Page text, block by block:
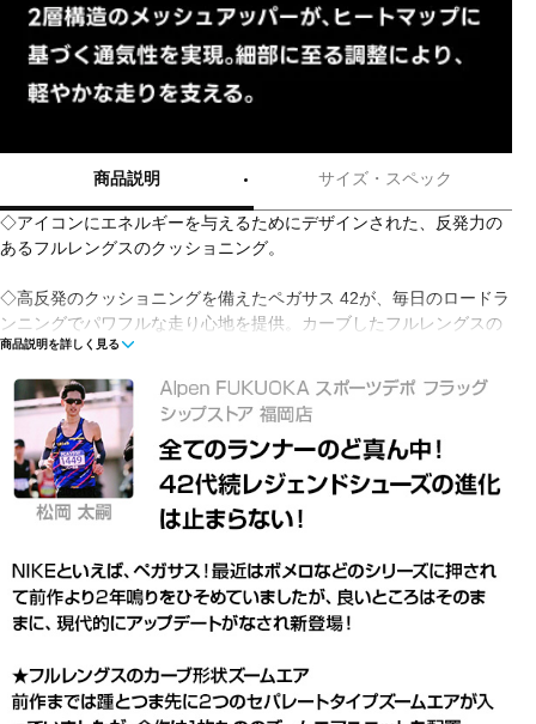
商品説明 サイズ・スペック
◇アイコンにエネルギーを与えるためにデザインされた、反発力の
あるフルレングスのクッショニング。
◇高反発のクッショニングを備えたペガサス 42が、毎日のロードラ
ンニングでパワフルな走り心地を提供。カーブしたフルレングスの
Air ZoomユニットとReactXフォームミッドソールの推進力により、
足部とつま先部分に余裕を持たせました。
◇重量：約243g（ウィメンズサイズ25cm）◇オフセット：10mm
■カラー(メーカー表記):
ホワイト×アーミーグリーン(100:WHITE/METALLIC SILVER-
■甲材(アッパー):合成繊維+合成樹脂
■生産国:ベトナム
商品説明を詳しく見る